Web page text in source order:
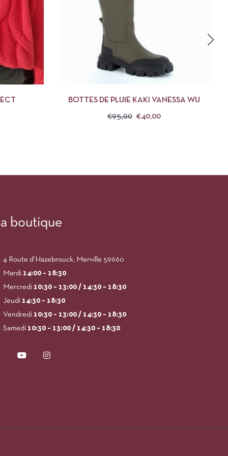
OPTIONS CHOIX DES OPTIONS
BOTTES DE PLUIE KAKI VANESSA WU
€95,00 €40,00
boutique
4 Route d’Hazebrouck, Merville 59660
Mardi 14:00– 18:30
Mercredi 10:30 – 13:00 / 14:30 – 18:30
Jeudi 14:30 – 18:30
Vendredi10:30 – 13:00 / 14:30 – 18:30
Samedi 10:30 – 13:00 / 14:30 – 18:30